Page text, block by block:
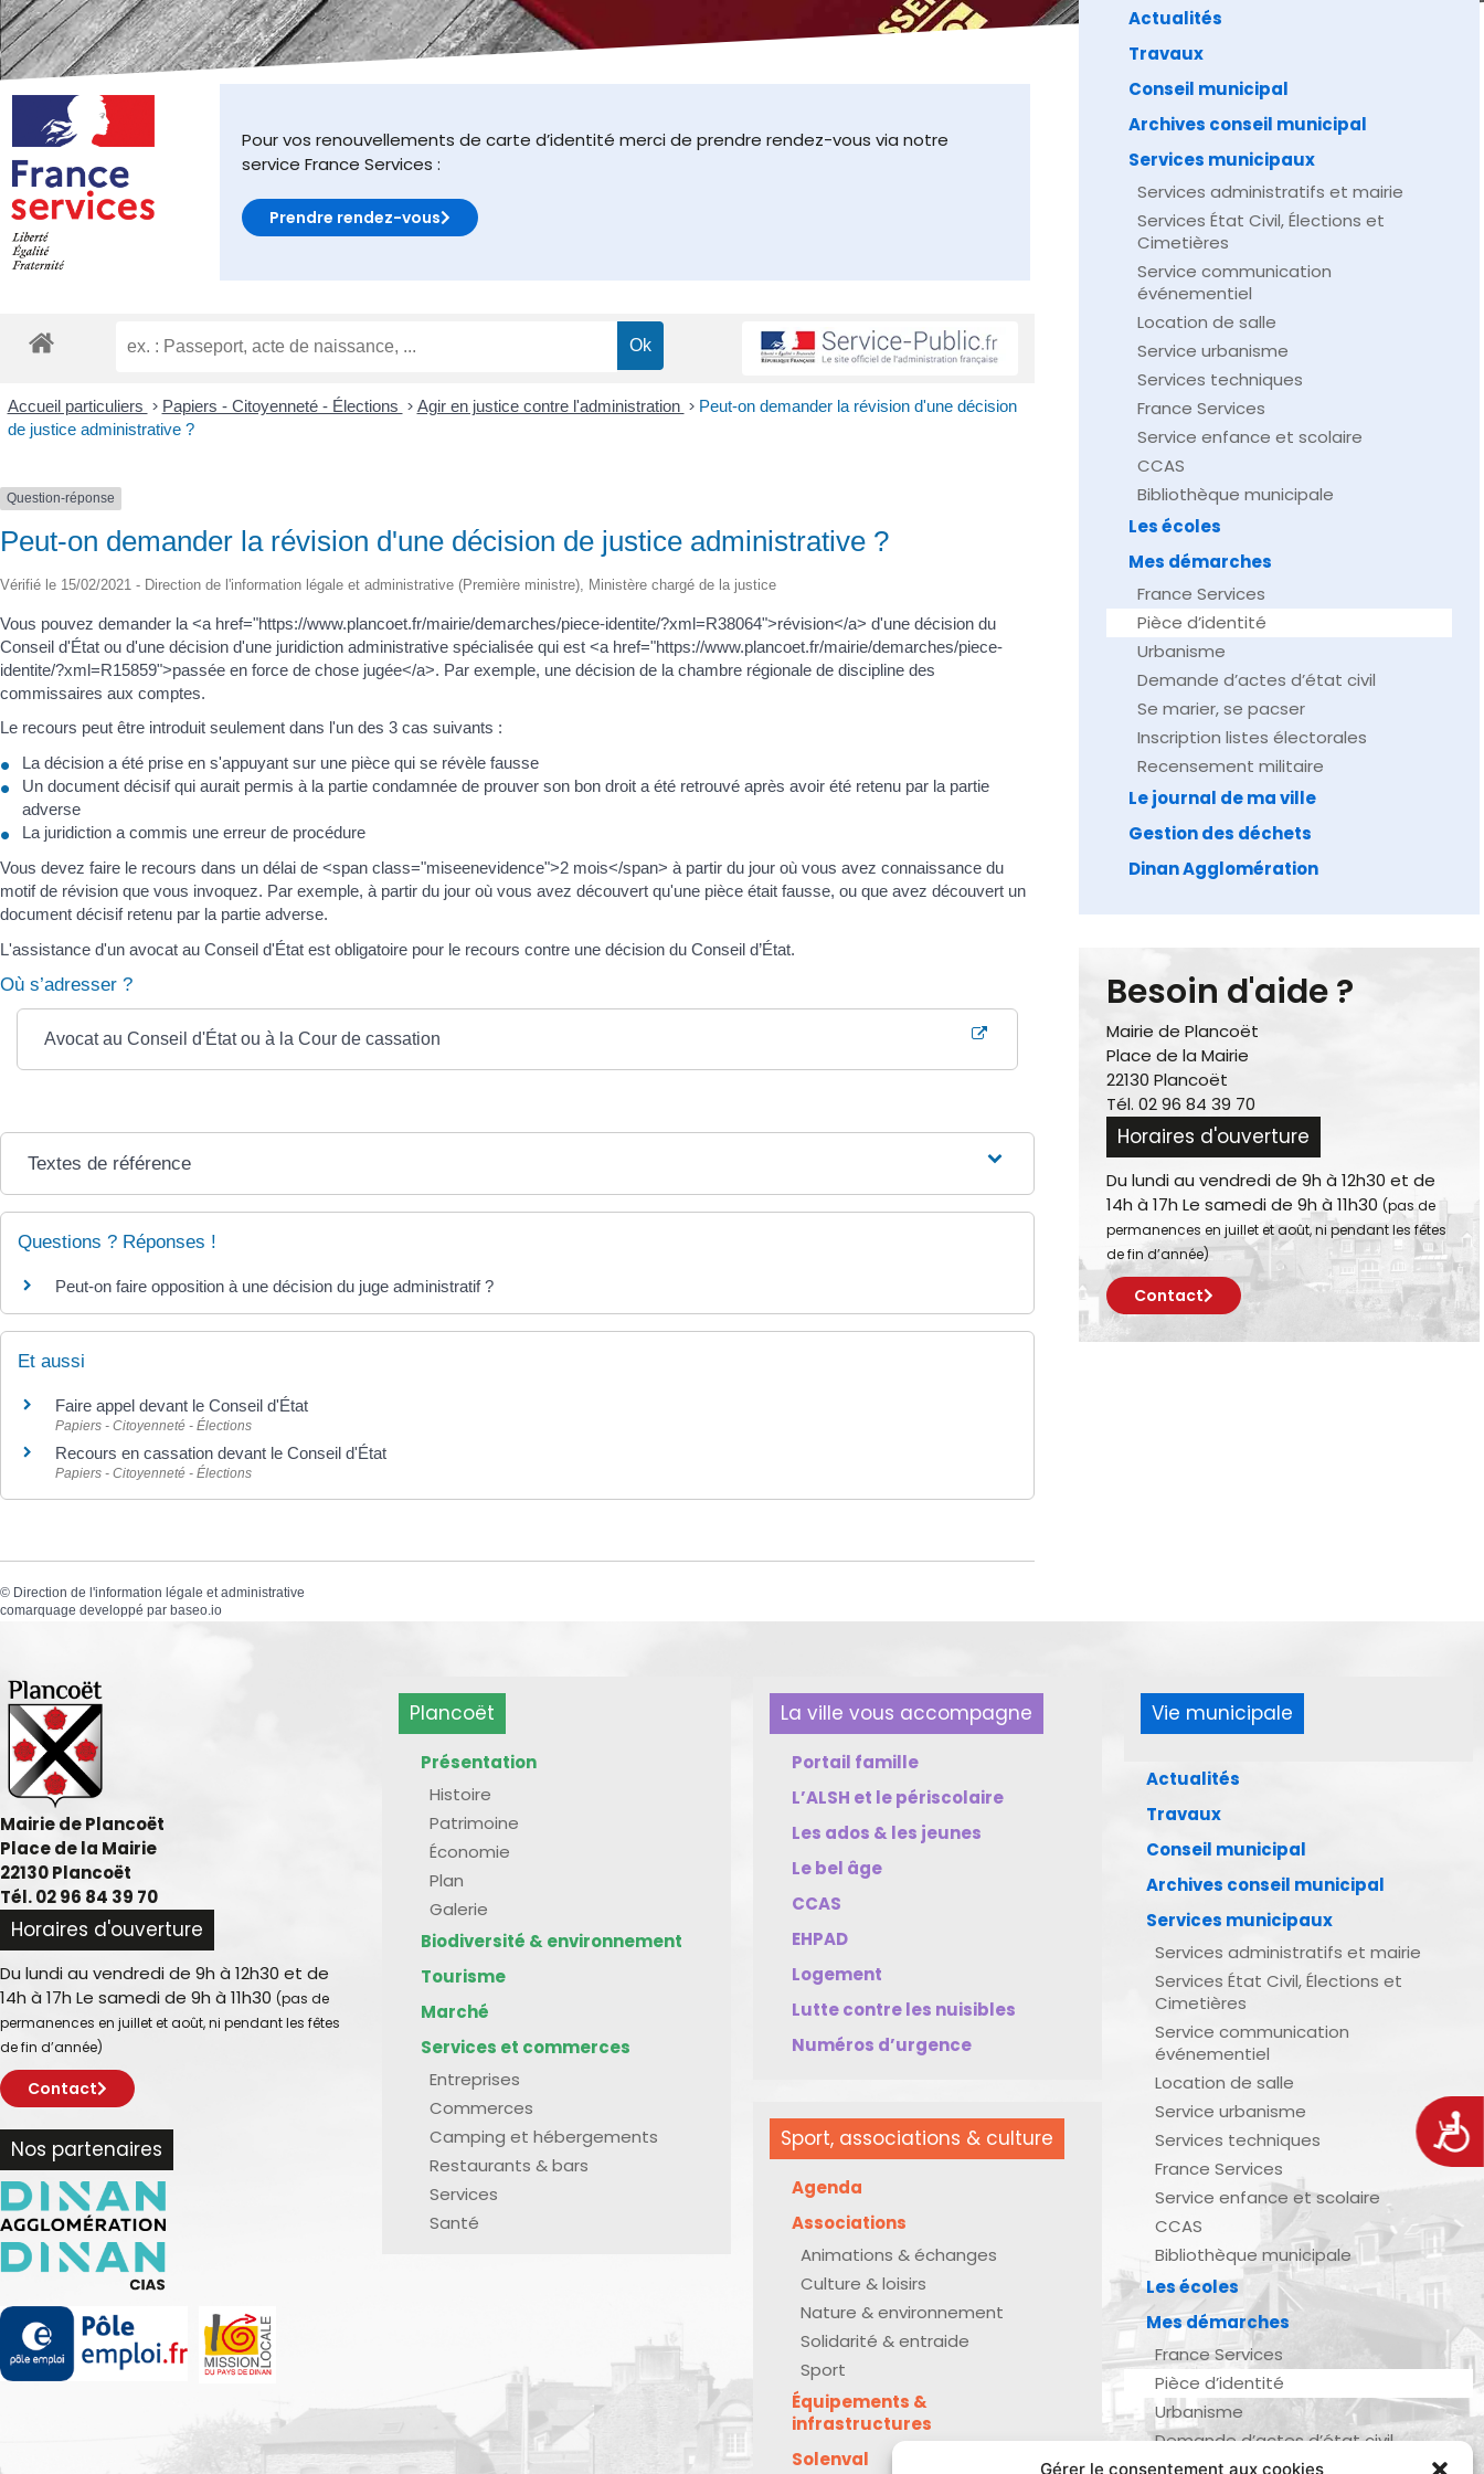
qui
utilisent
un
lecteur
d'écran ;
Appuyez
sur
Ctrl-
F10
pour
ouvrir
d'accessibilité.
Gérer le consentement aux cookies
Pour vos renouvellements de carte d’identité merci de prendre rendez-vous via notre
service France Services :
Prendre rendez-vous
Accueil particuliers > Papiers - Citoyenneté - Élections > Agir en justice contre l'administration > Peut-on demander la révision d'une décision
de justice administrative ?
Question-réponse
Peut-on demander la révision d'une décision de justice administrative ?
Vérifié le 15/02/2021 - Direction de l'information légale et administrative (Première ministre), Ministère chargé de la justice
Vous pouvez demander la <a href="https://www.plancoet.fr/mairie/demarches/piece-identite/?xml=R38064">révision</a> d'une décision du
Conseil d'État ou d'une décision d'une juridiction administrative spécialisée qui est <a href="https://www.plancoet.fr/mairie/demarches/piece-
identite/?xml=R15859">passée en force de chose jugée</a>. Par exemple, une décision de la chambre régionale de discipline des
commissaires aux comptes.
Le recours peut être introduit seulement dans l'un des 3 cas suivants :
La décision a été prise en s'appuyant sur une pièce qui se révèle fausse
Un document décisif qui aurait permis à la partie condamnée de prouver son bon droit a été retrouvé après avoir été retenu par la partie
adverse
La juridiction a commis une erreur de procédure
Vous devez faire le recours dans un délai de <span class="miseenevidence">2 mois</span> à partir du jour où vous avez connaissance du
motif de révision que vous invoquez. Par exemple, à partir du jour où vous avez découvert qu'une pièce était fausse, ou que avez découvert un
document décisif retenu par la partie adverse.
L'assistance d'un avocat au Conseil d'État est obligatoire pour le recours contre une décision du Conseil d’État.
Où s’adresser ?
Avocat au Conseil d'État ou à la Cour de cassation
Textes de référence
Questions ? Réponses !
Peut-on faire opposition à une décision du juge administratif ?
Et aussi
Faire appel devant le Conseil d'État
Papiers - Citoyenneté - Élections
Recours en cassation devant le Conseil d'État
Papiers - Citoyenneté - Élections
© Direction de l'information légale et administrative
comarquage developpé par baseo.io
Actualités
Travaux
Conseil municipal
Archives conseil municipal
Services municipaux
Services administratifs et mairie
Services État Civil, Élections et
Cimetières
Service communication
événementiel
Location de salle
Service urbanisme
Services techniques
France Services
Service enfance et scolaire
CCAS
Bibliothèque municipale
Les écoles
Mes démarches
France Services
Pièce d’identité
Urbanisme
Demande d’actes d’état civil
Se marier, se pacser
Inscription listes électorales
Recensement militaire
Le journal de ma ville
Gestion des déchets
Dinan Agglomération
Besoin d'aide ?
Mairie de Plancoët
Place de la Mairie
22130 Plancoët
Tél. 02 96 84 39 70
Horaires d'ouverture
Du lundi au vendredi de 9h à 12h30 et de
14h à 17h Le samedi de 9h à 11h30 (pas de
permanences en juillet et août, ni pendant les fêtes
de fin d’année)
Contact
Mairie de Plancoët
Place de la Mairie
22130 Plancoët
Tél. 02 96 84 39 70
Horaires d'ouverture
Du lundi au vendredi de 9h à 12h30 et de
14h à 17h Le samedi de 9h à 11h30 (pas de
permanences en juillet et août, ni pendant les fêtes
de fin d’année)
Contact
Nos partenaires
Plancoët
Présentation
Histoire
Patrimoine
Économie
Plan
Galerie
Biodiversité & environnement
Tourisme
Marché
Services et commerces
Entreprises
Commerces
Camping et hébergements
Restaurants & bars
Services
Santé
La ville vous accompagne
Portail famille
L’ALSH et le périscolaire
Les ados & les jeunes
Le bel âge
CCAS
EHPAD
Logement
Lutte contre les nuisibles
Numéros d’urgence
Sport, associations & culture
Agenda
Associations
Animations & échanges
Culture & loisirs
Nature & environnement
Solidarité & entraide
Sport
Équipements &
infrastructures
Solenval
Vie municipale
Actualités
Travaux
Conseil municipal
Archives conseil municipal
Services municipaux
Services administratifs et mairie
Services État Civil, Élections et
Cimetières
Service communication
événementiel
Location de salle
Service urbanisme
Services techniques
France Services
Service enfance et scolaire
CCAS
Bibliothèque municipale
Les écoles
Mes démarches
France Services
Pièce d’identité
Urbanisme
Demande d’actes d’état civil
Se marier, se pacser